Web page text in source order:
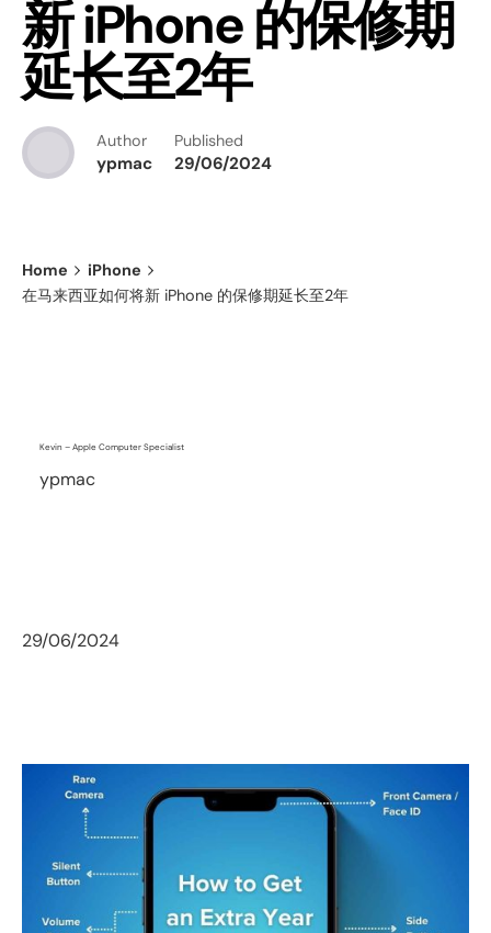
新 iPhone 的保修期
延长至2年
Author
ypmac
Published
29/06/2024
Home
iPhone
在马来西亚如何将新 iPhone 的保修期延长至2年
Kevin – Apple Computer Specialist
ypmac
29/06/2024